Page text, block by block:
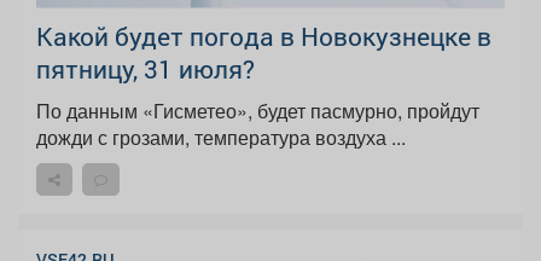
Какой будет погода в Новокузнецке в
пятницу, 31 июля?
По данным «Гисметео», будет пасмурно, пройдут
дожди с грозами, температура воздуха ...